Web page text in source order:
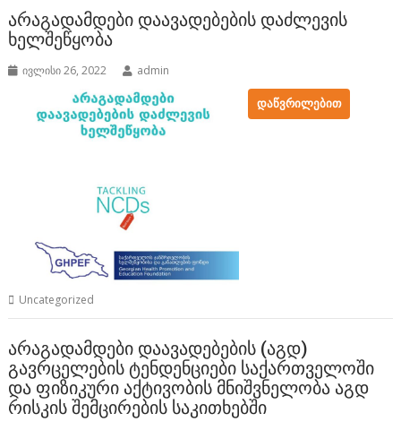
არაგადამდები დაავადებების დაძლევის
ხელშეწყობა
ივლისი 26, 2022 admin
ᲓᲐᲬᲕᲠᲘᲚᲔᲑᲘᲗ
Uncategorized
არაგადამდები დაავადებების (აგდ)
გავრცელების ტენდენციები საქართველოში
და ფიზიკური აქტივობის მნიშვნელობა აგდ
რისკის შემცირების საკითხებში